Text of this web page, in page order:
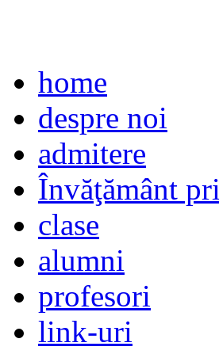
home
despre noi
admitere
Învăţământ
clase
alumni
profesori
link-uri